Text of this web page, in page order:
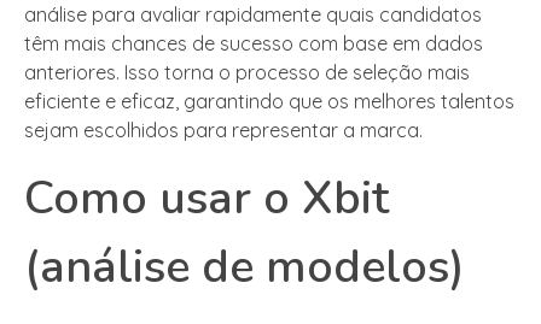
análise para avaliar rapidamente quais candidatos
têm mais chances de sucesso com base em dados
anteriores. Isso torna o processo de seleção mais
eficiente e eficaz, garantindo que os melhores talentos
sejam escolhidos para representar a marca.
Como usar o Xbit
(análise de modelos)